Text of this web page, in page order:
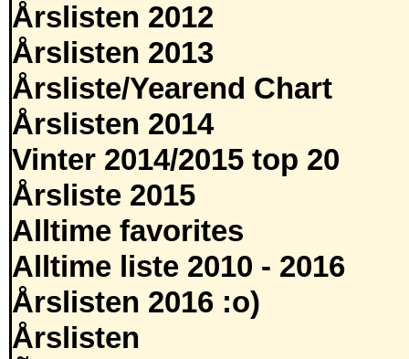
Årslisten 2012
Årslisten 2013
Årsliste/Yearend Chart
Årslisten 2014
Vinter 2014/2015 top 20
Årsliste 2015
Alltime favorites
Alltime liste 2010 - 2016
Årslisten 2016 :o)
Årslisten